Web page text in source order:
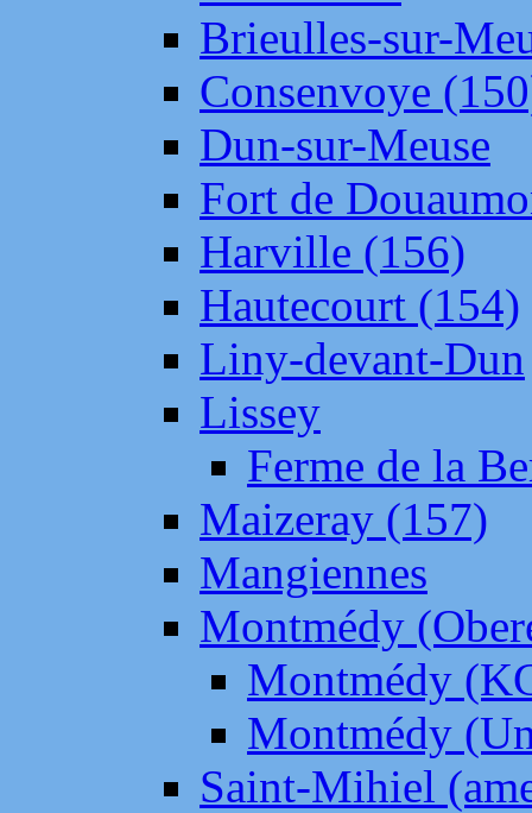
Brieulles-sur-
Consenvoye
Dun-sur-Meuse
Fort de
Harville (156)
Hautecourt (154)
Liny-devant-Dun
Lissey
Ferme de la
Maizeray (157)
Mangiennes
Montmédy
Montmédy
Montmédy
Saint-Mihiel